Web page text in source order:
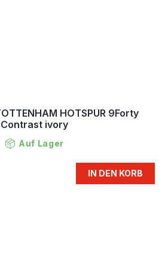
HOTSPUR 9Forty
Contrast ivory
Auf Lager
IN DEN KORB